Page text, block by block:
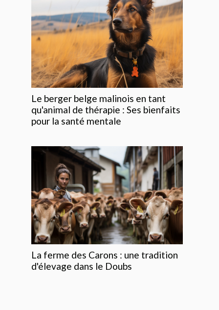
Le berger belge malinois en tant
qu'animal de thérapie : Ses bienfaits
pour la santé mentale
La ferme des Carons : une tradition
d'élevage dans le Doubs